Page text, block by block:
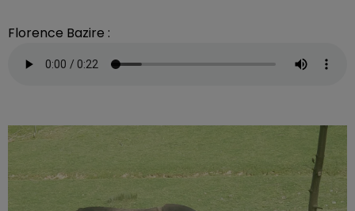
Florence Bazire :